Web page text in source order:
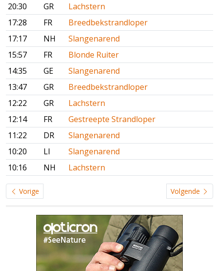
20:30
GR
Lachstern
17:28
FR
Breedbekstrandloper
17:17
NH
Slangenarend
15:57
FR
Blonde Ruiter
14:35
GE
Slangenarend
13:47
GR
Breedbekstrandloper
12:22
GR
Lachstern
12:14
FR
Gestreepte Strandloper
11:22
DR
Slangenarend
10:20
LI
Slangenarend
10:16
NH Lachstern
Vorige Volgende